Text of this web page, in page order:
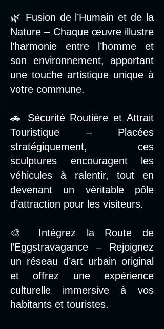
🌿 Fusion de l’Humain et de la
Nature – Chaque œuvre illustre
l’harmonie entre l’homme et
son environnement, apportant
une touche artistique unique à
votre commune.
🚗 Sécurité Routière et Attrait
Touristique – Placées
stratégiquement, ces
sculptures encouragent les
véhicules à ralentir, tout en
devenant un véritable pôle
d’attraction pour les visiteurs.
🎨 Intégrez la Route de
l’Eggstravagance – Rejoignez
un réseau d’art urbain original
et offrez une expérience
culturelle immersive à vos
habitants et touristes.